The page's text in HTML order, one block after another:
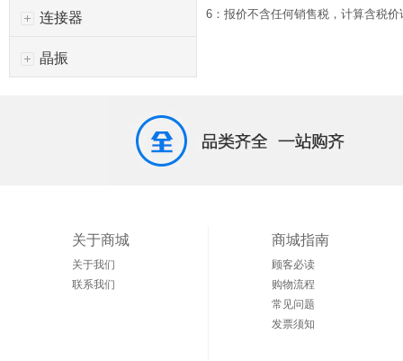
连接器
晶振
6：报价不含任何销售税，计算含税价
关于商城
关于我们
联系我们
商城指南
顾客必读
购物流程
常见问题
发票须知